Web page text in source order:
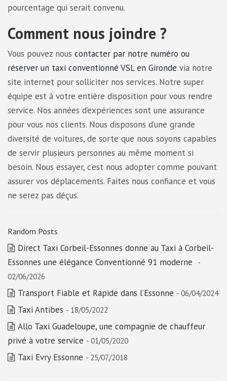
pourcentage qui serait convenu.
Comment nous joindre ?
Vous pouvez nous contacter par notre numéro ou
réserver un taxi conventionné VSL en Gironde via notre
site internet pour solliciter nos services. Notre super
équipe est à votre entière disposition pour vous rendre
service. Nos années d’expériences sont une assurance
pour vous nos clients. Nous disposons d’une grande
diversité de voitures, de sorte que nous soyons capables
de servir plusieurs personnes au même moment si
besoin. Nous essayer, c’est nous adopter comme pouvant
assurer vos déplacements. Faites nous confiance et vous
ne serez pas déçus.
Random Posts
Direct Taxi Corbeil-Essonnes donne au Taxi à Corbeil-
Essonnes une élégance Conventionné 91 moderne -
02/06/2026
Transport Fiable et Rapide dans l’Essonne - 06/04/2024
Taxi Antibes - 18/05/2022
Allo Taxi Guadeloupe, une compagnie de chauffeur
privé à votre service - 01/05/2020
Taxi Evry Essonne - 25/07/2018